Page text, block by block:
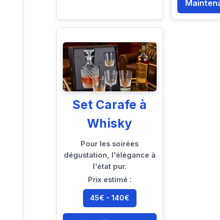
Set Carafe à
Whisky
Pour les soirées
dégustation, l'élégance à
l'état pur.
Prix estimé :
45€ - 140€